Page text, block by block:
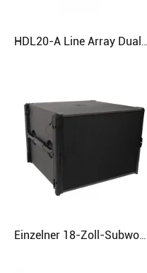
Einzelner 18-Zoll-Subwoofer-Super-Bass-Audiolautsprecher